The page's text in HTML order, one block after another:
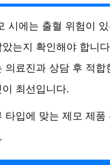
시에는 출혈 위험이
는지 확인해야 합니
의료진과 상담 후 적합
최선입니다.
타입에 맞는 제모 제품